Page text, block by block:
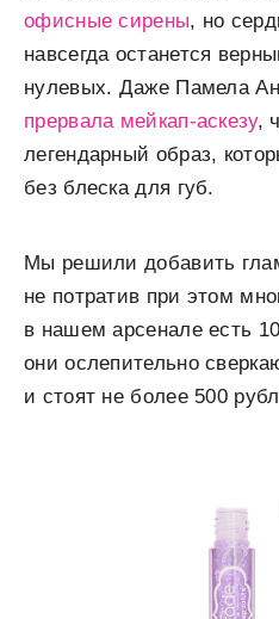
офисные сирены, но
навсегда останется
нулевых. Даже Памела
прервала мейкап-аскезу,
легендарный образ,
без блеска для губ.
Мы решили добавить
не потратив при этом
в нашем арсенале есть
они ослепительно
и стоят не более 500